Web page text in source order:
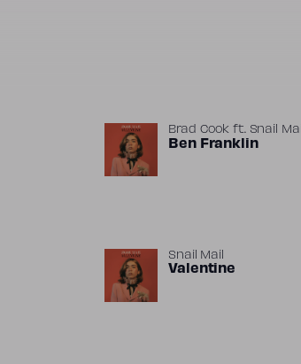
Brad Cook ft. Snail Mail
Ben Franklin
Snail Mail
Valentine